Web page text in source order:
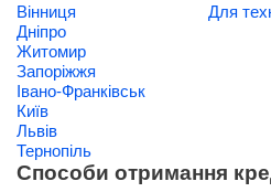
Вінниця
Дніпро
Житомир
Запоріжжя
Івано-Франківськ
Київ
Львів
Тернопіль
Для
Способи отримання